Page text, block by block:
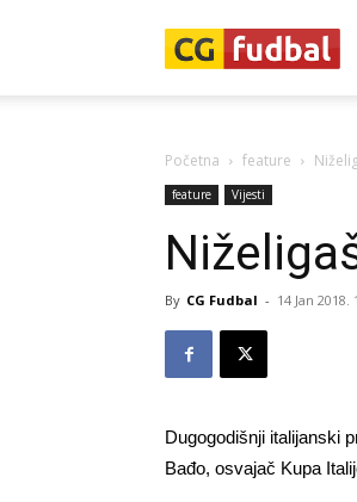
Početna feature
feature Vijesti
By CG Fudbal - 14 Jan 2018.
Dugogodišnji italijanski
Bađo, osvajač Kupa